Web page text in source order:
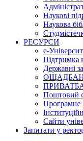
Наукові
Наукова
РЕСУРСИ
е-
Підтримка
Державні
Поштовий
Програмне
Сайти
Запитати у